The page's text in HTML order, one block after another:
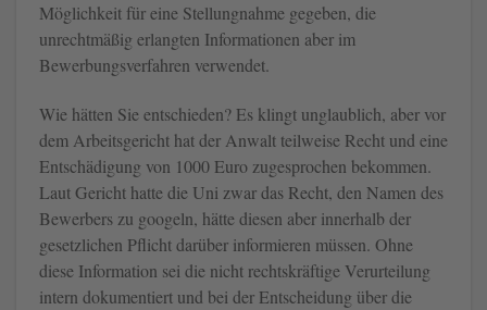
Möglichkeit für eine Stellungnahme gegeben, die
unrechtmäßig erlangten Informationen aber im
Bewerbungsverfahren verwendet.
Wie hätten Sie entschieden? Es klingt unglaublich, aber vor
dem Arbeitsgericht hat der Anwalt teilweise Recht und eine
Entschädigung von 1000 Euro zugesprochen bekommen.
Laut Gericht hatte die Uni zwar das Recht, den Namen des
Bewerbers zu googeln, hätte diesen aber innerhalb der
gesetzlichen Pflicht darüber informieren müssen. Ohne
diese Information sei die nicht rechtskräftige Verurteilung
intern dokumentiert und bei der Entscheidung über die